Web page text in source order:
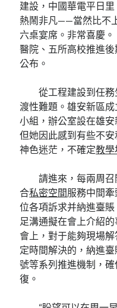
建設，中國華電平日
熱鬧非凡——當然比不
六桌宴席。非常喜慶
醫院、五所高校推進
公布。
從工程建設到任
渡性難題。雄安新區
小組，辦公室設在雄安
但她因此感到有些不安
神色迷茫，不確定教學
請進來，每兩周
合私密空間服務中間
位各項訴求并納進臺
足溝通擬在會上介紹
會上，對于能夠現場
定時間解決的，納進
號等系列推進機制，
復。